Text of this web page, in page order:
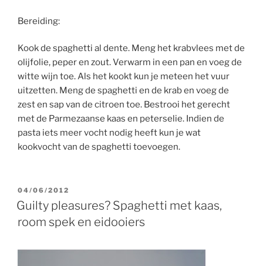
Bereiding:
Kook de spaghetti al dente. Meng het krabvlees met de
olijfolie, peper en zout. Verwarm in een pan en voeg de
witte wijn toe. Als het kookt kun je meteen het vuur
uitzetten. Meng de spaghetti en de krab en voeg de
zest en sap van de citroen toe. Bestrooi het gerecht
met de Parmezaanse kaas en peterselie. Indien de
pasta iets meer vocht nodig heeft kun je wat
kookvocht van de spaghetti toevoegen.
GEPLAATST
OP
04/06/2012
Guilty pleasures? Spaghetti met kaas,
room spek en eidooiers